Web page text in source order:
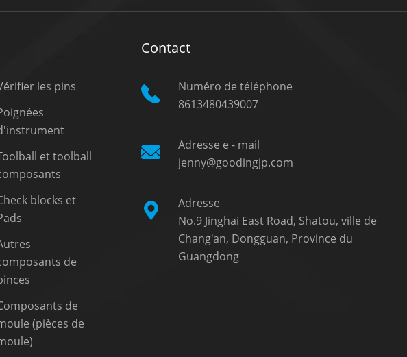
les pins
et toolball
blocks et
de
de
(pièces de
Contact
Numéro de téléphone
8613480439007
Adresse e - mail
jenny@goodingjp.com
Adresse
No.9 Jinghai East Road, Shatou, ville de
Chang'an, Dongguan, Province du
Guangdong